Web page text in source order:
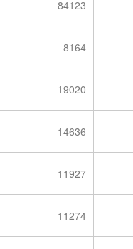
84123
8164
19020
14636
11927
11274